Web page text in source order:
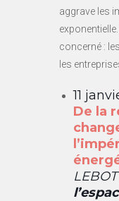
aggrave les
concerné :
les
11
De la
LEBOT